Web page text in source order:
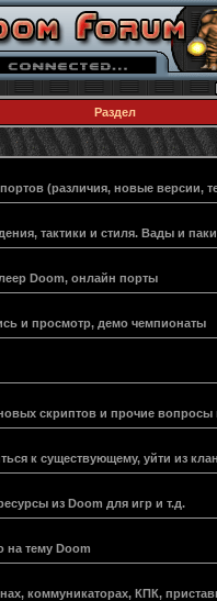
Раздел
(различия, новые версии,
тактики и стиля. Вады и
Doom, онлайн порты
и просмотр, демо чемпионаты
скриптов и прочие
к существующему, уйти из
из Doom для игр и т.д.
на тему Doom
коммуникаторах, КПК,